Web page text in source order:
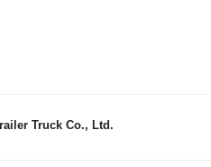
Truck Co., Ltd.